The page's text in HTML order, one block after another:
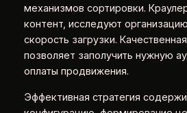
механизмов сортировки.
контент, исследуют
скорость загрузки.
позволяет заполучить нужную
оплаты продвижения.
Эффективная стратегия